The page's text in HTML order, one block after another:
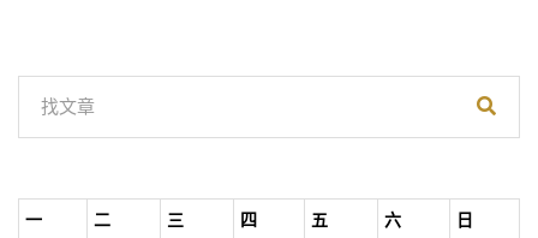
一 二 三 四 五 六
日